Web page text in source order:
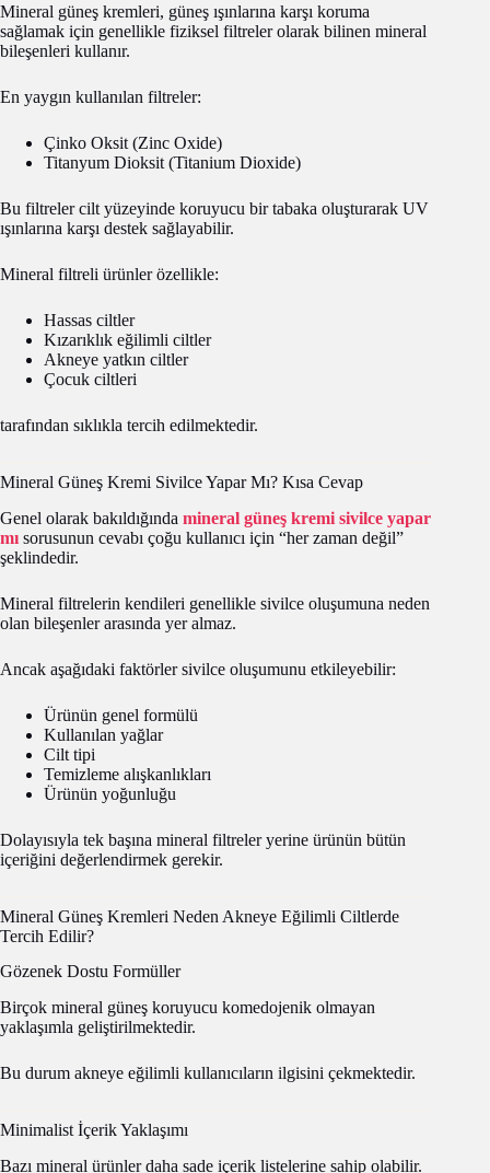
Mineral güneş kremleri, güneş ışınlarına karşı koruma
sağlamak için genellikle fiziksel filtreler olarak bilinen mineral
bileşenleri kullanır.
En yaygın kullanılan filtreler:
Çinko Oksit (Zinc Oxide)
Titanyum Dioksit (Titanium Dioxide)
Bu filtreler cilt yüzeyinde koruyucu bir tabaka oluşturarak UV
ışınlarına karşı destek sağlayabilir.
Mineral filtreli ürünler özellikle:
Hassas ciltler
Kızarıklık eğilimli ciltler
Akneye yatkın ciltler
Çocuk ciltleri
tarafından sıklıkla tercih edilmektedir.
Mineral Güneş Kremi Sivilce Yapar Mı? Kısa Cevap
Genel olarak bakıldığında mineral güneş kremi sivilce yapar
mı sorusunun cevabı çoğu kullanıcı için “her zaman değil”
şeklindedir.
Mineral filtrelerin kendileri genellikle sivilce oluşumuna neden
olan bileşenler arasında yer almaz.
Ancak aşağıdaki faktörler sivilce oluşumunu etkileyebilir:
Ürünün genel formülü
Kullanılan yağlar
Cilt tipi
Temizleme alışkanlıkları
Ürünün yoğunluğu
Dolayısıyla tek başına mineral filtreler yerine ürünün bütün
içeriğini değerlendirmek gerekir.
Mineral Güneş Kremleri Neden Akneye Eğilimli Ciltlerde
Tercih Edilir?
Gözenek Dostu Formüller
Birçok mineral güneş koruyucu komedojenik olmayan
yaklaşımla geliştirilmektedir.
Bu durum akneye eğilimli kullanıcıların ilgisini çekmektedir.
Minimalist İçerik Yaklaşımı
Bazı mineral ürünler daha sade içerik listelerine sahip olabilir.